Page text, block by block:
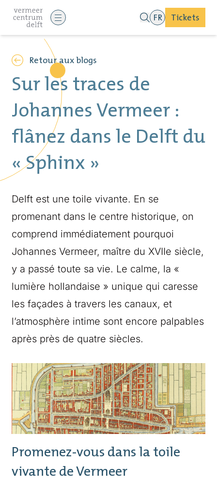
FR Tickets
Retour aux blogs
Sur les traces de
Johannes Vermeer :
flânez dans le Delft du
« Sphinx »
Delft est une toile vivante. En se
promenant dans le centre historique, on
comprend immédiatement pourquoi
Johannes Vermeer, maître du XVIIe siècle,
y a passé toute sa vie. Le calme, la «
lumière hollandaise » unique qui caresse
les façades à travers les canaux, et
l’atmosphère intime sont encore palpables
après près de quatre siècles.
Promenez-vous dans la toile
vivante de Vermeer